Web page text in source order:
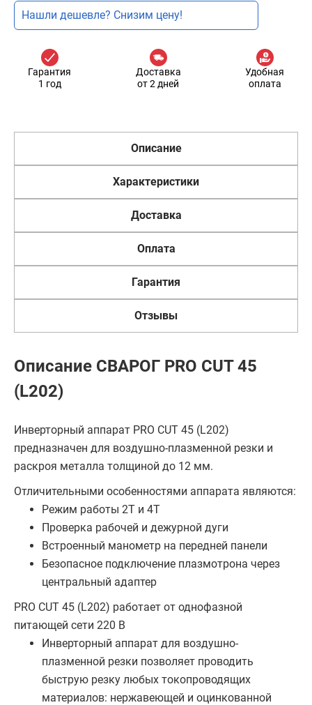
Нашли дешевле? Снизим цену!
Гарантия
1 год
Доставка
от 2 дней
Удобная
оплата
Описание
Характеристики
Доставка
Оплата
Гарантия
Отзывы
Описание СВАРОГ PRO CUT 45
(L202)
Инверторный аппарат PRO CUT 45 (L202)
предназначен для воздушно-плазменной резки и
раскроя металла толщиной до 12 мм.
Отличительными особенностями аппарата являются:
Режим работы 2Т и 4Т
Проверка рабочей и дежурной дуги
Встроенный манометр на передней панели
Безопасное подключение плазмотрона через
центральный адаптер
PRO CUT 45 (L202) работает от однофазной
питающей сети 220 В
Инверторный аппарат для воздушно-
плазменной резки позволяет проводить
быструю резку любых токопроводящих
материалов: нержавеющей и оцинкованной